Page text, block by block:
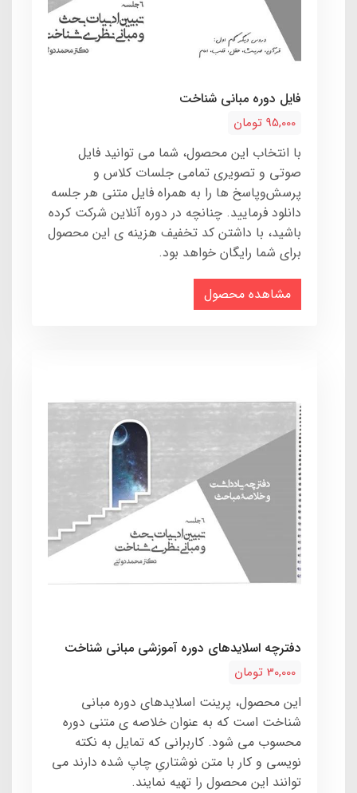
فایل دوره مبانی شناخت
95,000 تومان
با انتخاب این محصول، شما می توانید فایل
صوتی و تصویری تمامی جلسات کلاس و
پرسش‌و‌پاسخ ها را به همراه فایل متنی هر جلسه
دانلود فرمایید. چنانچه در دوره آنلاین شرکت کرده
باشید، با داشتن کد تخفیف هزینه ی این محصول
برای شما رایگان خواهد بود.
مشاهده محصول
دفترچه اسلایدهای دوره آموزشی مبانی شناخت
30,000 تومان
این محصول، پرینت اسلایدهای دوره مبانی
شناخت است که به عنوان خلاصه ی متنی دوره
محسوب می شود. کاربرانی که تمایل به نکته
نویسی و کار با متن نوشتاریِ چاپ شده دارند می
توانند این محصول را تهیه نمایند.